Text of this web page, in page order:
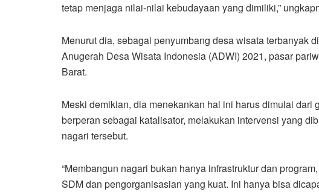
tetap menjaga nilai-nilai kebudayaan yang dimiliki,”
Menurut dia, sebagai penyumbang desa wisata terbanyak
Anugerah Desa Wisata Indonesia (ADWI) 2021, pasar
Barat.
Meski demikian, dia menekankan hal ini harus dimulai
berperan sebagai katalisator, melakukan intervensi yang
nagari tersebut.
“Membangun nagari bukan hanya infrastruktur dan
SDM dan pengorganisasian yang kuat. Ini hanya bisa